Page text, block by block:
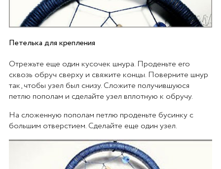
Петелька для крепления
Отрежьте еще один кусочек шнура. Проденьте его
сквозь обруч сверху и свяжите концы. Поверните шнур
так, чтобы узел был снизу. Сложите получившуюся
петлю пополам и сделайте узел вплотную к обручу.
На сложенную пополам петлю проденьте бусинку с
большим отверстием. Сделайте еще один узел.